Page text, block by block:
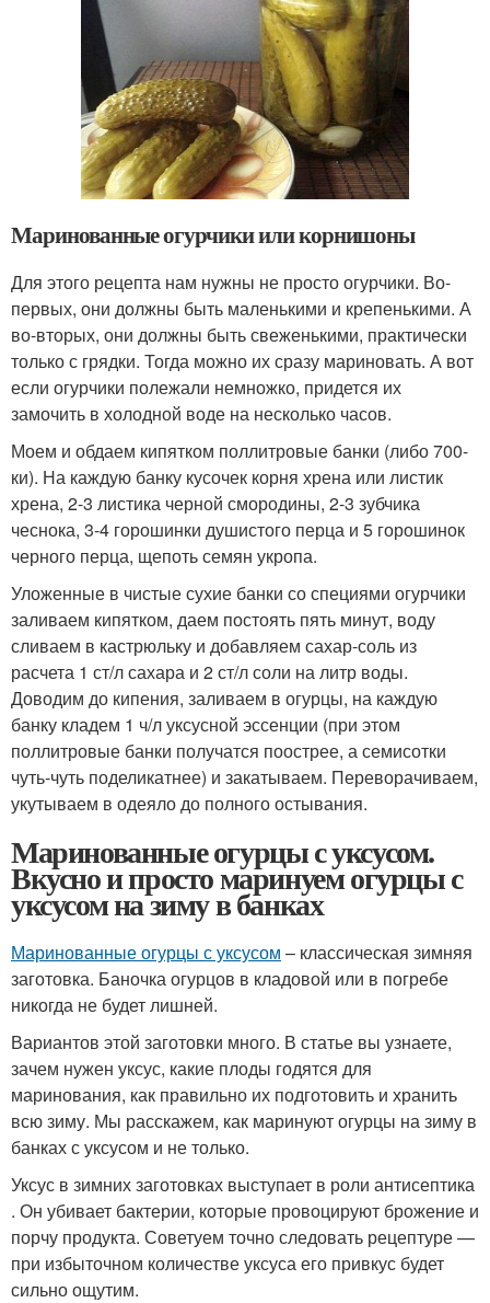
Маринованные огурчики или корнишоны
Для этого рецепта нам нужны не просто огурчики. Во-
первых, они должны быть маленькими и крепенькими. А
во-вторых, они должны быть свеженькими, практически
только с грядки. Тогда можно их сразу мариновать. А вот
если огурчики полежали немножко, придется их
замочить в холодной воде на несколько часов.
Моем и обдаем кипятком поллитровые банки (либо 700-
ки). На каждую банку кусочек корня хрена или листик
хрена, 2-3 листика черной смородины, 2-3 зубчика
чеснока, 3-4 горошинки душистого перца и 5 горошинок
черного перца, щепоть семян укропа.
Уложенные в чистые сухие банки со специями огурчики
заливаем кипятком, даем постоять пять минут, воду
сливаем в кастрюльку и добавляем сахар-соль из
расчета 1 ст/л сахара и 2 ст/л соли на литр воды.
Доводим до кипения, заливаем в огурцы, на каждую
банку кладем 1 ч/л уксусной эссенции (при этом
поллитровые банки получатся поострее, а семисотки
чуть-чуть поделикатнее) и закатываем. Переворачиваем,
укутываем в одеяло до полного остывания.
Маринованные огурцы с уксусом.
Вкусно и просто маринуем огурцы с
уксусом на зиму в банках
Маринованные огурцы с уксусом – классическая зимняя
заготовка. Баночка огурцов в кладовой или в погребе
никогда не будет лишней.
Вариантов этой заготовки много. В статье вы узнаете,
зачем нужен уксус, какие плоды годятся для
маринования, как правильно их подготовить и хранить
всю зиму. Мы расскажем, как маринуют огурцы на зиму в
банках с уксусом и не только.
Уксус в зимних заготовках выступает в роли антисептика
. Он убивает бактерии, которые провоцируют брожение и
порчу продукта. Советуем точно следовать рецептуре —
при избыточном количестве уксуса его привкус будет
сильно ощутим.